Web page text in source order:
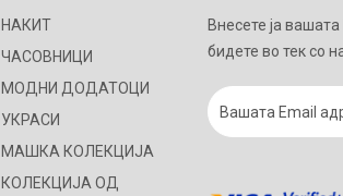
НАКИТ
ЧАСОВНИЦИ
МОДНИ ДОДАТОЦИ
УКРАСИ
МАШКА КОЛЕКЦИЈА
КОЛЕКЦИЈА ОД
Внесете ја
бидете во тек со